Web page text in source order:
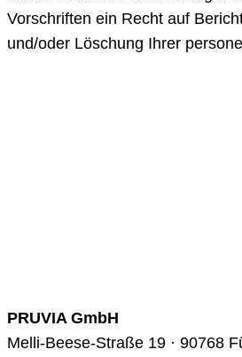
Vorschriften ein Recht auf
und/oder Löschung Ihrer
PRUVIA GmbH
Melli-Beese-Straße 19 · 90768